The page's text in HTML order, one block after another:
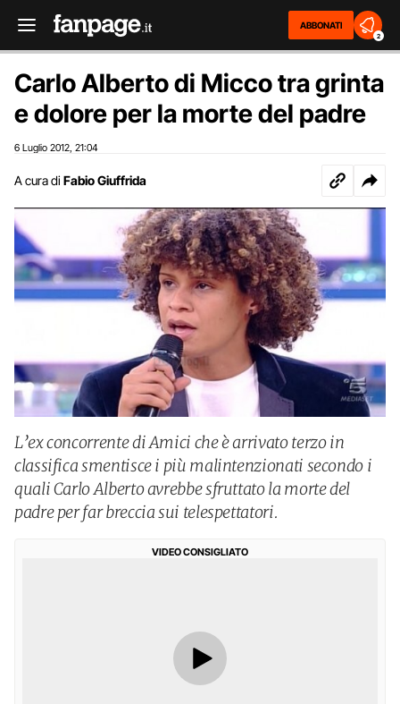
ABBONATI
2
Carlo Alberto di Micco tra grinta
e dolore per la morte del padre
6 Luglio 2012 21:04
A cura di Fabio Giuffrida
L’ex concorrente di Amici che è arrivato terzo in
classifica smentisce i più malintenzionati secondo i
quali Carlo Alberto avrebbe sfruttato la morte del
padre per far breccia sui telespettatori.
VIDEO CONSIGLIATO